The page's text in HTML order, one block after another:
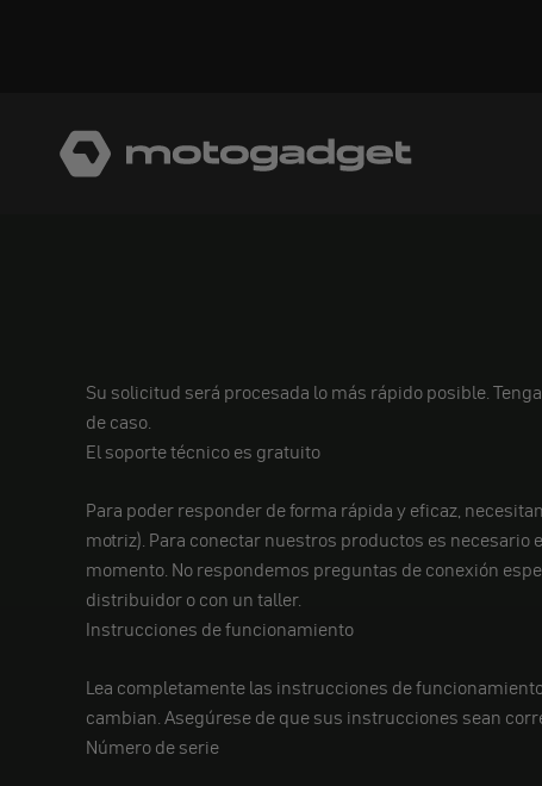
motogadget GmbH
Su solicitud será procesada lo más rápido posible.
de caso.
El soporte técnico es gratuito
Para poder responder de forma rápida y eficaz,
motriz). Para conectar nuestros productos es
momento. No respondemos preguntas de conexión
distribuidor o con un taller.
Instrucciones de funcionamiento
Lea completamente las instrucciones de
cambian. Asegúrese de que sus instrucciones sean
Número de serie